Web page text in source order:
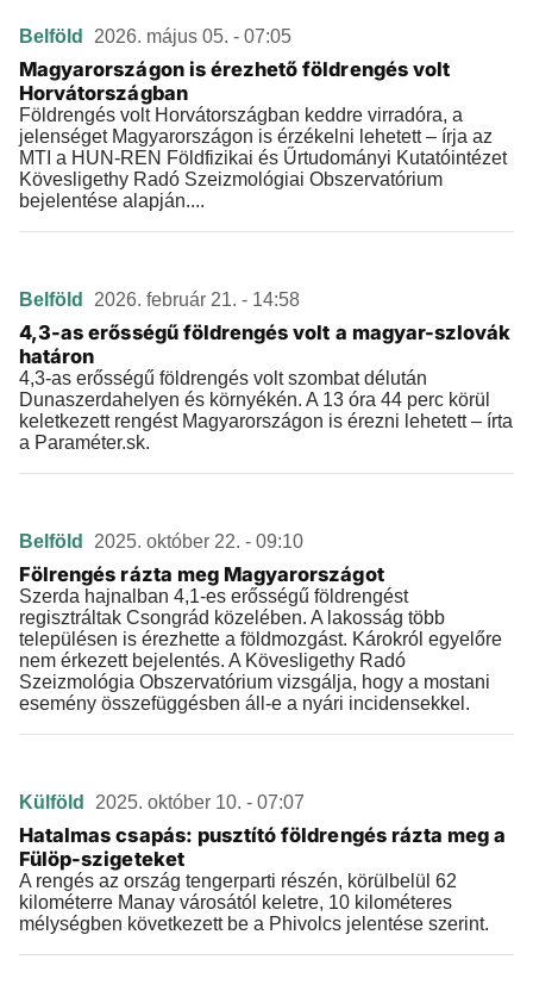
Belföld 2026. május 05. - 07:05
Magyarországon is érezhető földrengés volt
Horvátországban
Földrengés volt Horvátországban keddre virradóra, a
jelenséget Magyarországon is érzékelni lehetett – írja az
MTI a HUN-REN Földfizikai és Űrtudományi Kutatóintézet
Kövesligethy Radó Szeizmológiai Obszervatórium
bejelentése alapján....
Belföld 2026. február 21. - 14:58
4,3-as erősségű földrengés volt a magyar-szlovák
határon
4,3-as erősségű földrengés volt szombat délután
Dunaszerdahelyen és környékén. A 13 óra 44 perc körül
keletkezett rengést Magyarországon is érezni lehetett – írta
a Paraméter.sk.
Belföld 2025. október 22. - 09:10
Fölrengés rázta meg Magyarországot
Szerda hajnalban 4,1-es erősségű földrengést
regisztráltak Csongrád közelében. A lakosság több
településen is érezhette a földmozgást. Károkról egyelőre
nem érkezett bejelentés. A Kövesligethy Radó
Szeizmológia Obszervatórium vizsgálja, hogy a mostani
esemény összefüggésben áll-e a nyári incidensekkel.
Külföld 2025. október 10. - 07:07
Hatalmas csapás: pusztító földrengés rázta meg a
Fülöp-szigeteket
A rengés az ország tengerparti részén, körülbelül 62
kilométerre Manay városától keletre, 10 kilométeres
mélységben következett be a Phivolcs jelentése szerint.